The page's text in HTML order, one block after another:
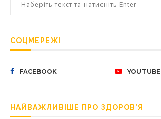
СОЦМЕРЕЖІ
FACEBOOK YOUTUBE
НАЙВАЖЛИВІШЕ ПРО ЗДОРОВ’Я